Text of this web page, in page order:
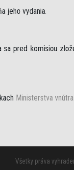
jeho vydania.
sa pred komisiou
Ministerstva
Všetky práva